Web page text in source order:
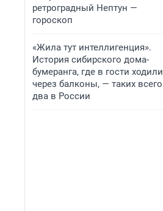
ретроградный Нептун —
гороскоп
«Жила тут интеллигенция».
История сибирского дома-
бумеранга, где в гости ходили
через балконы, — таких всего
два в России